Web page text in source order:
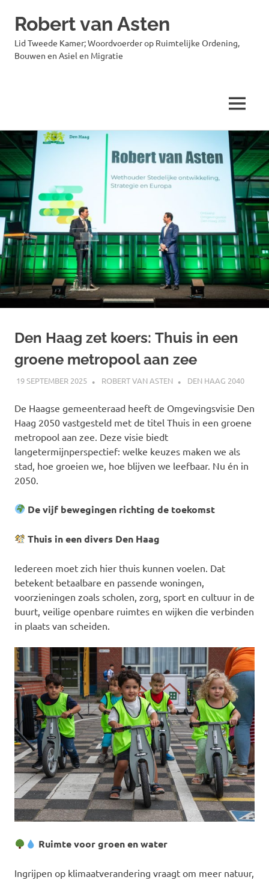
Ga
naar
de
inhoud
Robert van Asten
Lid Tweede Kamer; Woordvoerder op Ruimtelijke Ordening,
Bouwen en Asiel en Migratie
MENU
Den Haag zet koers: Thuis in een
groene metropool aan zee
19 SEPTEMBER 2025 ROBERT VAN ASTEN DEN HAAG 2040
De Haagse gemeenteraad heeft de Omgevingsvisie Den
Haag 2050 vastgesteld met de titel Thuis in een groene
metropool aan zee. Deze visie biedt
langetermijnperspectief: welke keuzes maken we als
stad, hoe groeien we, hoe blijven we leefbaar. Nu én in
2050.
De vijf bewegingen richting de toekomst
Thuis in een divers Den Haag
Iedereen moet zich hier thuis kunnen voelen. Dat
betekent betaalbare en passende woningen,
voorzieningen zoals scholen, zorg, sport en cultuur in de
buurt, veilige openbare ruimtes en wijken die verbinden
in plaats van scheiden.
Ruimte voor groen en water
Ingrijpen op klimaatverandering vraagt om meer natuur,